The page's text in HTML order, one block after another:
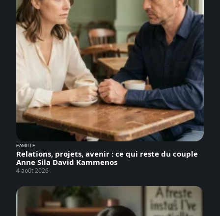
FAMILLE
Relations, projets, avenir : ce qui reste du couple
Anne Sila David Kammenos
4 août 2026